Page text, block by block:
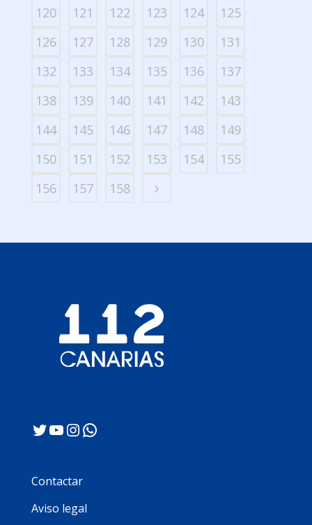
120
121 122 123 124
125
126
127 128 129 130
131
132
133 134 135 136
137
138
139 140 141 142
143
144
145 146 147 148
149
150
151 152 153 154
155
156
157 158
Twitter
YouTube
Instagram
WhatsApp
Contactar
Aviso legal